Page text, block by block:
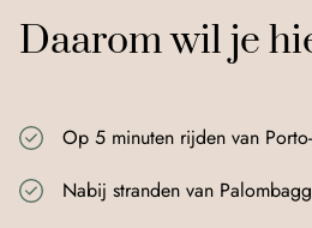
Daarom wil je
Op 5 minuten rijden van
Nabij stranden van